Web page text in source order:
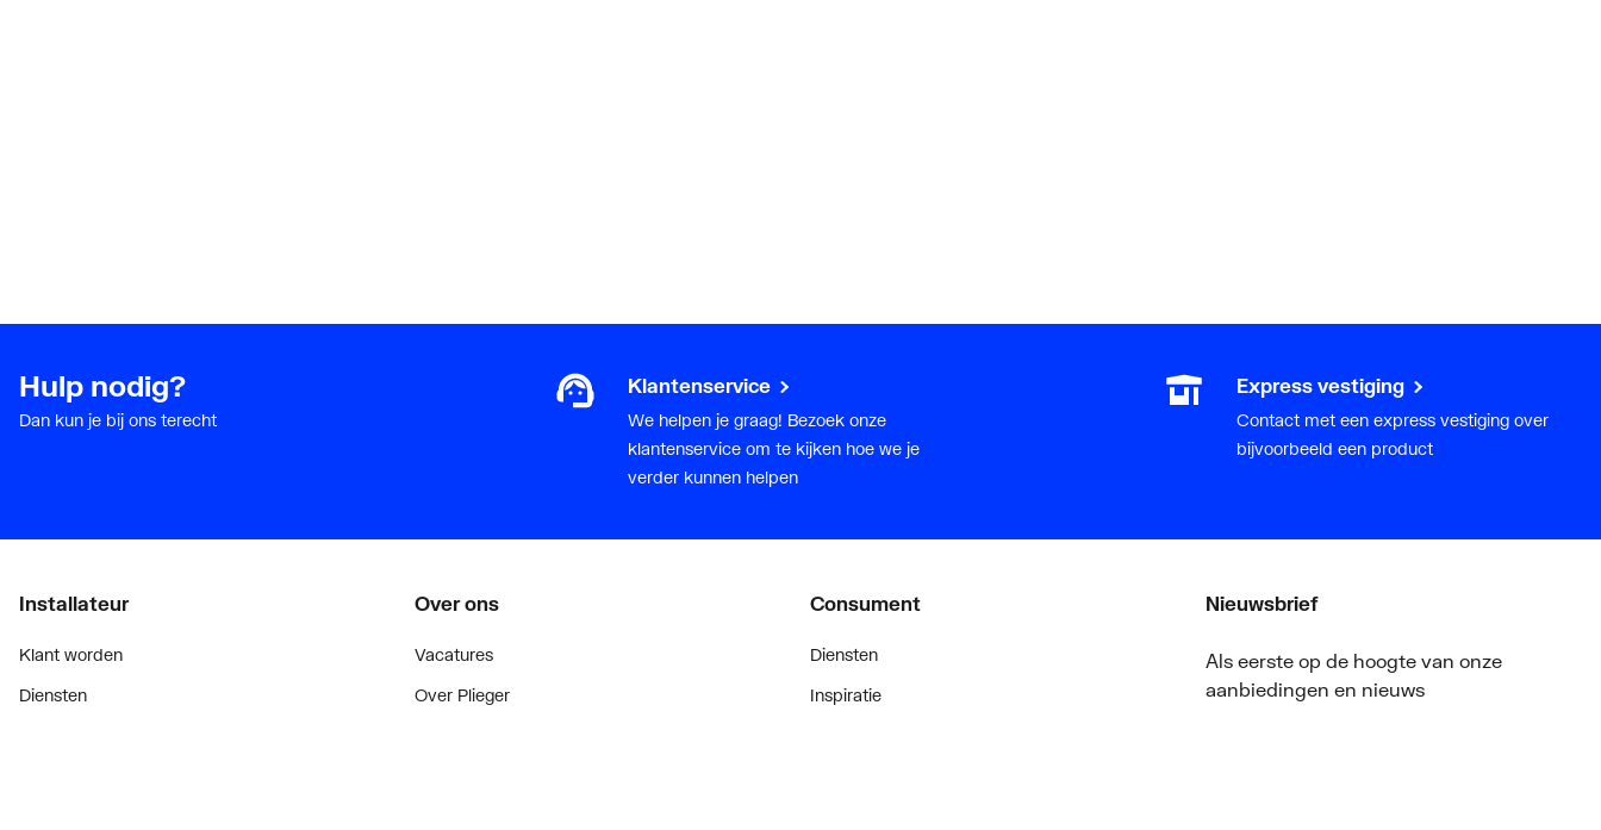
Hulp nodig?
Dan kun je bij ons terecht
Klantenservice
We helpen je graag! Bezoek onze
klantenservice om te kijken hoe we je
verder kunnen helpen
Express vestiging
Contact met een express vestiging over
bijvoorbeeld een product
Installateur
Klant worden
Diensten
Over ons
Vacatures
Over Plieger
Consument
Diensten
Inspiratie
Nieuwsbrief
Als eerste op de hoogte van onze
aanbiedingen en nieuws